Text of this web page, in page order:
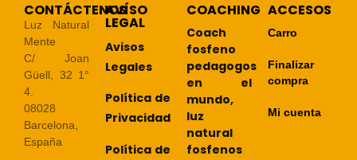
CONTÁCTENOS
Luz Natural
Mente
C/ Joan
Güell, 32 1°
4.
08028
Barcelona,
España
AVÍSO
LEGAL
Avisos
Legales
Política de
Privacidad
Política de
COACHING
Coach
fosfeno
pedagogos
en el
mundo,
luz
natural
fosfenos
ACCESOS
Carro
Finalizar
compra
Mi cuenta